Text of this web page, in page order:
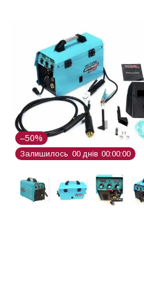
–50%
Залишилось 00 днів 00 00 00